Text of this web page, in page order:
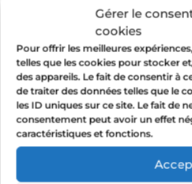
Gérer le
cookies
Pour offrir les meilleures
telles que les cookies pour stocker
des appareils. Le fait de consentir à
de traiter des données telles que le
les ID uniques sur ce site. Le fait de
consentement peut avoir un effet
caractéristiques et fonctions.
¡Oferta!